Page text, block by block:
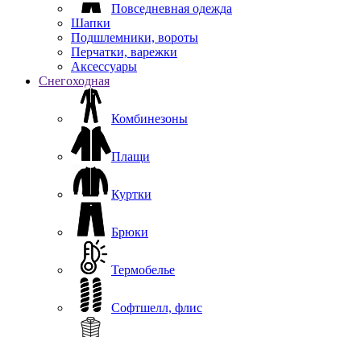
Повседневная одежда
Шапки
Подшлемники, вороты
Перчатки, варежки
Аксессуары
Снегоходная
Комбинезоны
Плащи
Куртки
Брюки
Термобелье
Софтшелл, флис